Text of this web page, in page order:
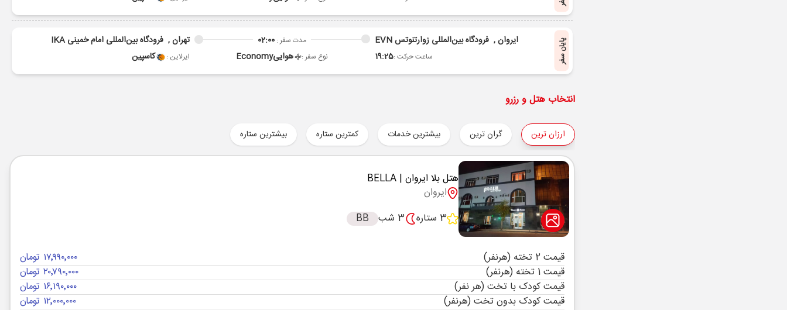
پایان سفر ایروان , فرودگاه بین‌المللی زوارتنوتس EVN
ساعت حرکت :19:25
مدت سفر : 02:00
نوع سفر : هواییEconomy
تهران , فرودگاه بین‌المللی امام خمینی IKA
ایرلاین : کاسپین
انتخاب هتل و رزرو
ارزان ترین گران ترین بیشترین خدمات کمترین ستاره بیشترین ستاره
هتل بلا ایروان | BELLA
ایروان
3 ستاره
3 شب BB
قیمت 2 تخته (هرنفر)
۱۷٬۹۹۰٬۰۰۰ تومان
قیمت 1 تخته (هرنفر)
۲۰٬۷۹۰٬۰۰۰ تومان
قیمت کودک با تخت (هر نفر)
۱۶٬۱۹۰٬۰۰۰ تومان
قیمت کودک بدون تخت (هرنفر)
۱۲٬۰۰۰٬۰۰۰ تومان